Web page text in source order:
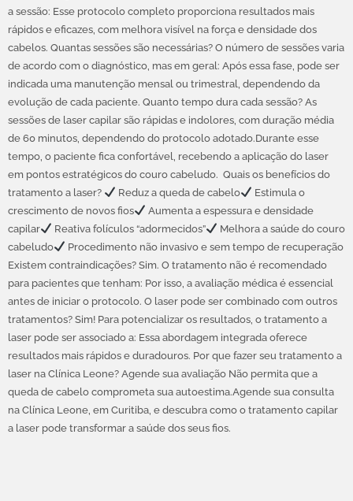
a sessão: Esse protocolo completo proporciona resultados mais
rápidos e eficazes, com melhora visível na força e densidade dos
cabelos. Quantas sessões são necessárias? O número de sessões varia
de acordo com o diagnóstico, mas em geral: Após essa fase, pode ser
indicada uma manutenção mensal ou trimestral, dependendo da
evolução de cada paciente. Quanto tempo dura cada sessão? As
sessões de laser capilar são rápidas e indolores, com duração média
de 60 minutos, dependendo do protocolo adotado.Durante esse
tempo, o paciente fica confortável, recebendo a aplicação do laser
em pontos estratégicos do couro cabeludo. Quais os benefícios do
tratamento a laser?
Reduz a queda de cabelo
Estimula o
crescimento de novos fios
Aumenta a espessura e densidade
capilar
Reativa folículos “adormecidos”
Melhora a saúde do couro
cabeludo
Procedimento não invasivo e sem tempo de recuperação
Existem contraindicações? Sim. O tratamento não é recomendado
para pacientes que tenham: Por isso, a avaliação médica é essencial
antes de iniciar o protocolo. O laser pode ser combinado com outros
tratamentos? Sim! Para potencializar os resultados, o tratamento a
laser pode ser associado a: Essa abordagem integrada oferece
resultados mais rápidos e duradouros. Por que fazer seu tratamento a
laser na Clínica Leone? Agende sua avaliação Não permita que a
queda de cabelo comprometa sua autoestima.Agende sua consulta
na Clínica Leone, em Curitiba, e descubra como o tratamento capilar
a laser pode transformar a saúde dos seus fios.